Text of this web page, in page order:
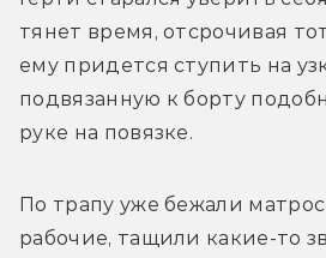
тянет время, отсрочивая
ему придется ступить на
подвязанную к борту
руке на повязке.
По трапу уже бежали
рабочие, тащили какие-то